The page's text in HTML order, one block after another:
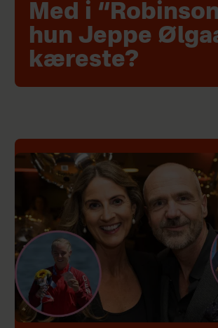
Med i
hun Jeppe
kæreste?